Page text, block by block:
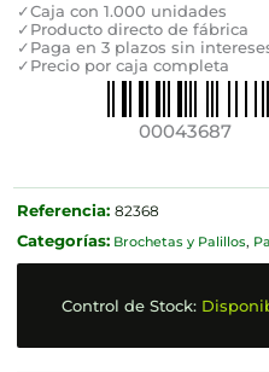
✓Caja con 1.000 unidades
✓Producto directo de fábrica
✓Paga en 3 plazos sin
✓Precio por caja completa
00043687
Referencia: 82368
Categorías: Brochetas y Palillos,
Control de Stock: